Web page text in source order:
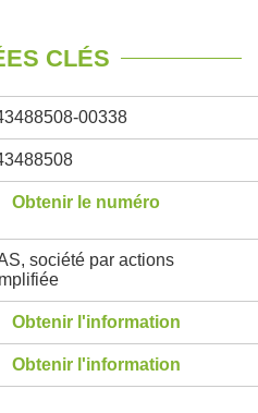
CLÉS
00338
Obtenir le numéro
société par actions
Obtenir l'information
Obtenir l'information